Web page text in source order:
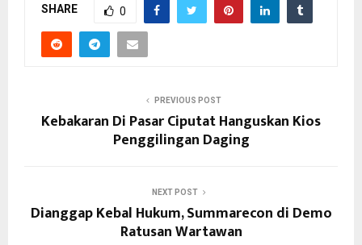
SHARE 0
PREVIOUS POST
Kebakaran Di Pasar Ciputat Hanguskan Kios
Penggilingan Daging
NEXT POST
Dianggap Kebal Hukum, Summarecon di Demo
Ratusan Wartawan